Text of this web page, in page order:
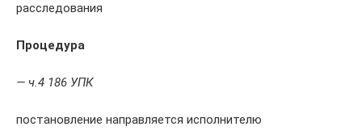
расследования
Процедура
— ч.4 186 УПК
постановление направляется исполнителю